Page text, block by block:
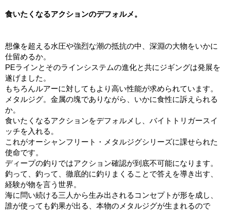
食いたくなるアクションのデフォルメ。
想像を超える水圧や強烈な潮の抵抗の中、深淵の大物をいかに
仕留めるか。
PEラインとそのラインシステムの進化と共にジギングは発展を
遂げました。
もちろんルアーに対してもより高い性能が求められています。
メタルジグ。金属の塊でありながら、いかに食性に訴えられる
か。
食いたくなるアクションをデフォルメし、バイトトリガースイ
ッチを入れる。
これがオーシャンフリート・メタルジグシリーズに課せられた
使命です。
ディープの釣りではアクション確認が到底不可能になります。
釣って、釣って、徹底的に釣りまくることで答えを導き出す、
経験が物を言う世界。
海に問い続ける三人から生み出されるコンセプトが形を成し、
誰が使っても釣果が出る、本物のメタルジグが生まれるので